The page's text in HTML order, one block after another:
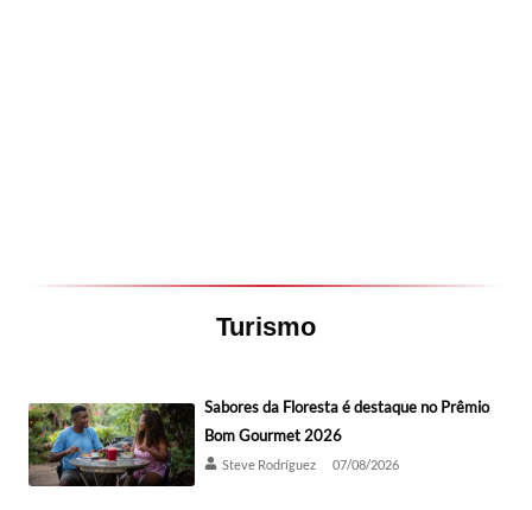
Turismo
Sabores da Floresta é destaque no Prêmio
Bom Gourmet 2026
Steve Rodríguez 07/08/2026